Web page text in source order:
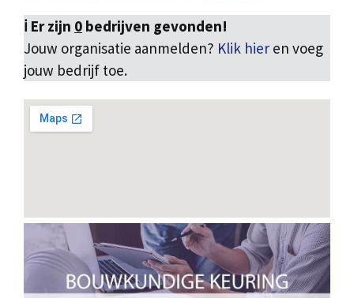
ℹ️ Er zijn 0 bedrijven gevonden!
Jouw organisatie aanmelden? Klik hier en voeg
jouw bedrijf toe.